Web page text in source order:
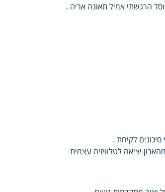
הרגשתי אמיל תאונה אריה .
לקיחת .
יציאה לטלוויזיה עצמית